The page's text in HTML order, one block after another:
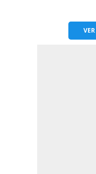
VER